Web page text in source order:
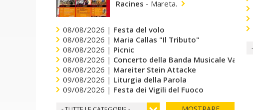
Racines - Mareta.
08/08/2026 | Festa del volo
08/08/2026 | Maria Callas "Il Tributo"
08/08/2026 | Picnic
08/08/2026 | Concerto della Banda Musicale Val di
08/08/2026 | Mareiter Stein Attacke
09/08/2026 | Liturgia della Parola
09/08/2026 | Festa dei Vigili del Fuoco